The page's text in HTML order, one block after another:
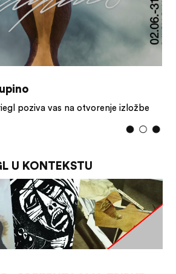
i memorija grada
Sisačkog sajma cvijeća i
korzo, …
U KONTEKSTU